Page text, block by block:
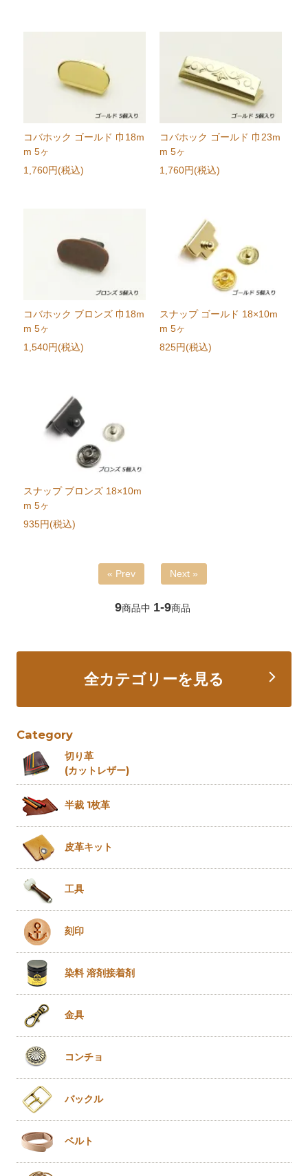
コバホック ゴールド 巾18m
m 5ヶ
1,760円(税込)
コバホック ゴールド 巾23m
m 5ヶ
1,760円(税込)
コバホック ブロンズ 巾18m
m 5ヶ
1,540円(税込)
スナップ ゴールド 18×10m
m 5ヶ
825円(税込)
スナップ ブロンズ 18×10m
m 5ヶ
935円(税込)
« Prev Next »
9商品中 1-9商品
全カテゴリーを見る
Category
切り革
(カットレザー)
半裁 1枚革
皮革キット
工具
刻印
染料 溶剤接着剤
金具
コンチョ
バックル
ベルト